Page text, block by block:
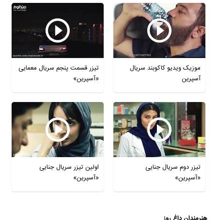
موزیک ویدیو کاکوبند سریال
آسپرین
تیزر قسمت پنجم سریال معمایی
«آسپرین»
تیزر دوم سریال جنایی
«آسپرین»
اولین تیزر سریال جنایی
«آسپرین»